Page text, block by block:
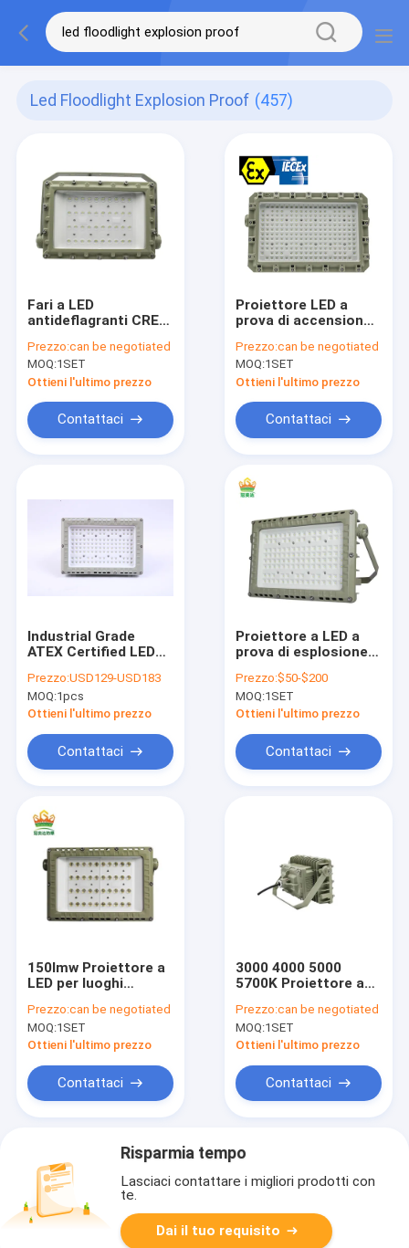
Led Floodlight Explosion Proof (457)
Fari a LED
antideflagranti CREE
illuminazione a prova
di esplosione, durata
50000 ore, adatti per
ambienti industriali
esterni
Prezzo:can be negotiated
MOQ:1SET
Ottieni l'ultimo prezzo
Contattaci
Proiettore LED a
prova di accensione
esplosione a prova di
esplosione a prova di
esplosione
certificato da ATEX
IECEx
Prezzo:can be negotiated
MOQ:1SET
Ottieni l'ultimo prezzo
Contattaci
Industrial Grade
ATEX Certified LED
and Lighting in
Hazardous
Environments
Prezzo:USD129-USD183
MOQ:1pcs
Ottieni l'ultimo prezzo
Contattaci
Proiettore a LED a
prova di esplosione
con tensione
nominale AC100-
277V
Prezzo:$50-$200
MOQ:1SET
Ottieni l'ultimo prezzo
Contattaci
150lmw Proiettore a
LED per luoghi
lampada a perline
CREE Soluzione di
illuminazione
ambienti industriali
Prezzo:can be negotiated
MOQ:1SET
Ottieni l'ultimo prezzo
Contattaci
3000 4000 5000
5700K Proiettore a
sicuro Protezione
IP66 WF2 Ideale per
l'illuminazione
pericolose
Prezzo:can be negotiated
MOQ:1SET
Ottieni l'ultimo prezzo
Contattaci
Risparmia tempo
Lasciaci contattare i migliori prodotti con
te.
Dai il tuo requisito